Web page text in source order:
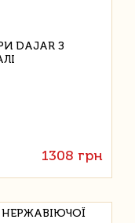
1308 грн
НЕРЖАВІЮЧОЇ